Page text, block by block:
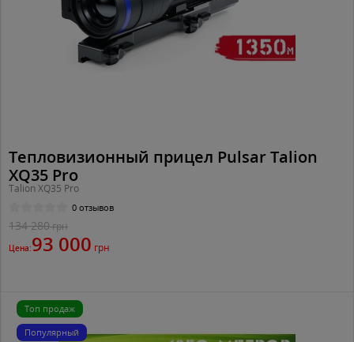
Тепловизионный прицел Pulsar Talion
XQ35 Pro
Talion XQ35 Pro
0 отзывов
134 280грн
Цена:93 000 грн
Топ продаж
Популярный